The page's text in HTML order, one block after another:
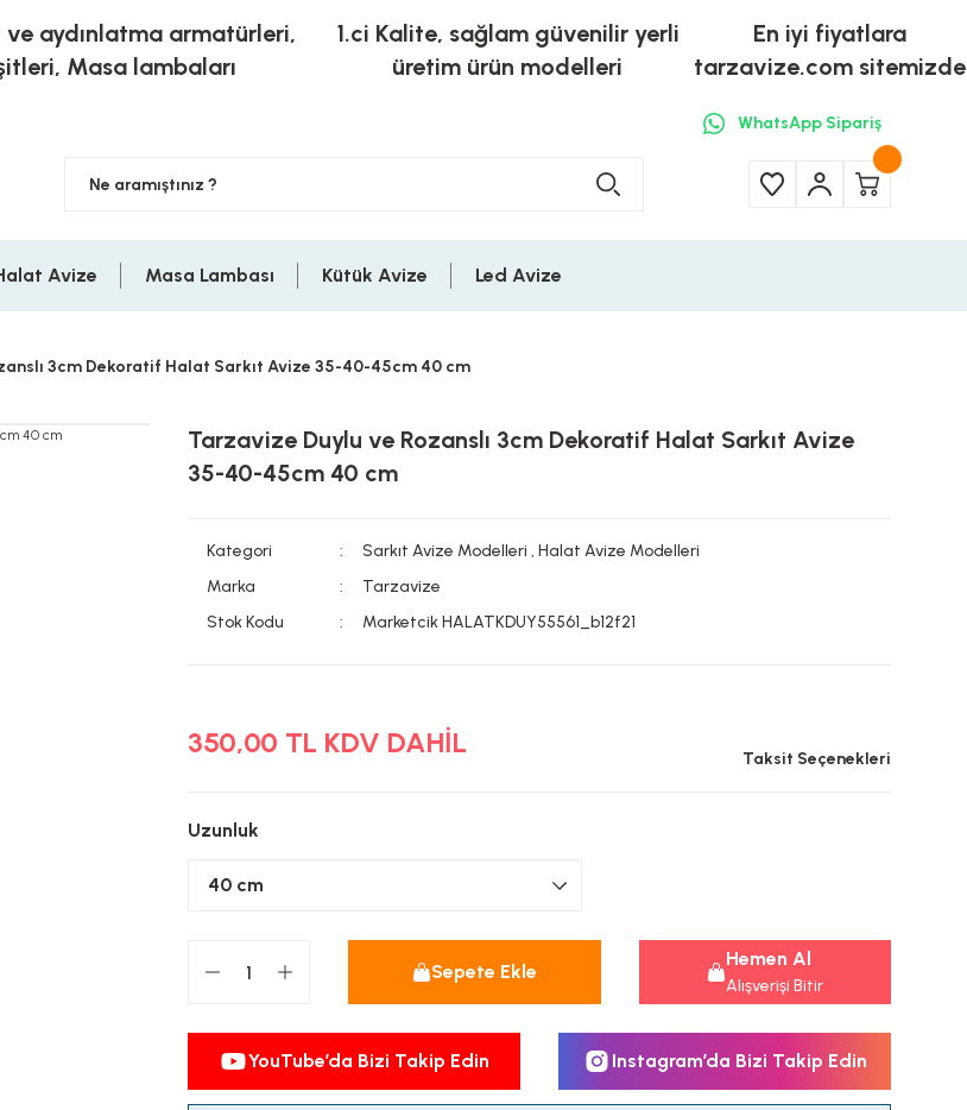
aydınlatma armatürleri,
Masa lambaları
1.ci Kalite, sağlam güvenilir yerli
üretim ürün modelleri
En iyi fiyatlara
tarzavize.com sitemizde
WhatsApp Sipariş
Avize Masa Lambası Kütük Avize Led Avize
3cm Dekoratif Halat Sarkıt Avize 35-40-45cm 40 cm
Tarzavize Duylu ve Rozanslı 3cm Dekoratif Halat Sarkıt Avize
35-40-45cm 40 cm
Kategori Sarkıt Avize Modelleri , Halat Avize Modelleri
Marka
Tarzavize
Stok Kodu
Marketcik HALATKDUY55561_b12f21
350,00 TL KDV DAHİL Taksit Seçenekleri
Uzunluk
Sepete Ekle
Hemen Al
Alışverişi Bitir
YouTube’da Bizi Takip Edin Instagram’da Bizi Takip Edin